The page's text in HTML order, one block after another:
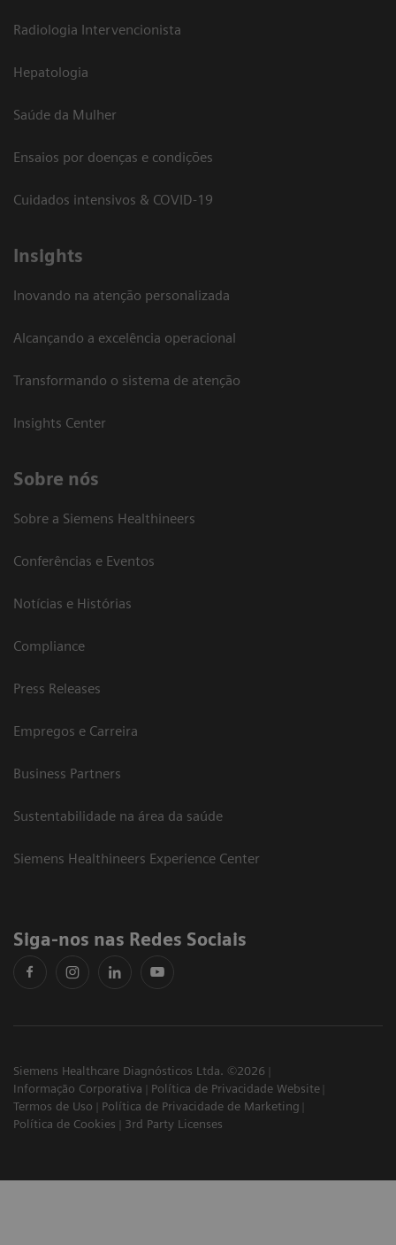
Radiologia Intervencionista
Hepatologia
Saúde da Mulher
Ensaios por doenças e condições
Cuidados intensivos & COVID-19
Insights
Inovando na atenção personalizada
Alcançando a excelência operacional
Transformando o sistema de atenção
Insights Center
Sobre nós
Sobre a Siemens Healthineers
Conferências e Eventos
Notícias e Histórias
Compliance
Press Releases
Empregos e Carreira
Business Partners
Sustentabilidade na área da saúde
Siemens Healthineers Experience Center
Siga-nos nas Redes Sociais
Siemens Healthcare Diagnósticos Ltda. ©2026
Informação Corporativa
Política de Privacidade Website
Termos de Uso
Política de Privacidade de Marketing
Política de Cookies
3rd Party Licenses